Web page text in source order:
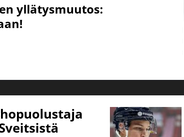
yllätysmuutos: